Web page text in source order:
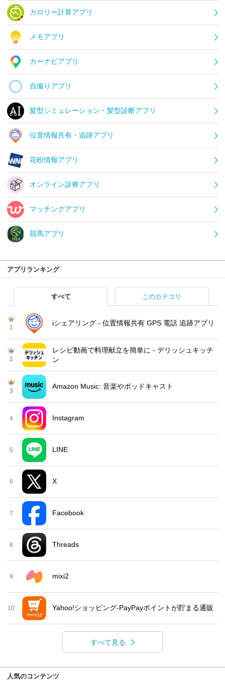
カロリー計算アプリ
メモアプリ
カーナビアプリ
自撮りアプリ
髪型シミュレーション・髪型診断アプリ
位置情報共有・追跡アプリ
花粉情報アプリ
オンライン診療アプリ
マッチングアプリ
競馬アプリ
アプリランキング
すべて このカテゴリ
1
iシェアリング - 位置情報共有 GPS 電話 追跡アプリ
2
レシピ動画で料理献立を簡単‪に - デリッシュキッチ
ン
3
Amazon Music: 音楽やポッドキャスト
4 Instagram
5 LINE
6 X
7 Facebook
8 Threads
9 mixi2
10 Yahoo!ショッピング-PayPayポイントが貯まる通販
すべて見る
人気のコンテンツ